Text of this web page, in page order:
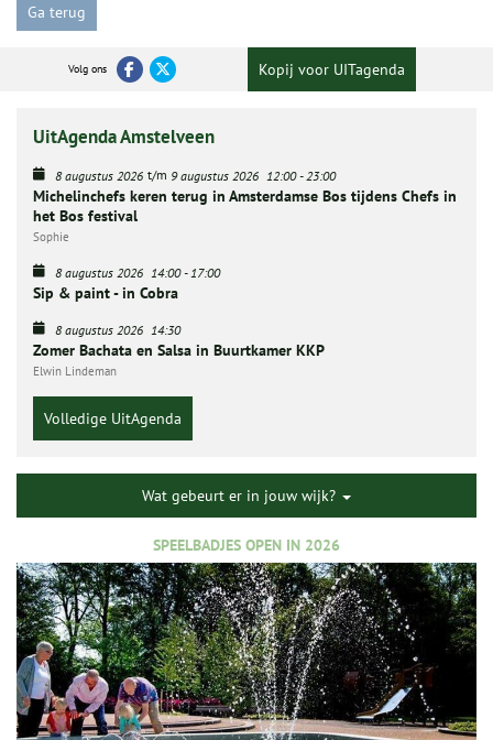
Ga terug
Volg ons Kopij voor UITagenda
UitAgenda Amstelveen
8 augustus 2026 t/m 9 augustus 2026 12:00-23:00
Michelinchefs keren terug in Amsterdamse Bos tijdens Chefs in
het Bos festival
Sophie
8 augustus 2026 14:00-17:00
Sip & paint - in Cobra
8 augustus 2026 14:30
Zomer Bachata en Salsa in Buurtkamer KKP
Elwin Lindeman
Volledige UitAgenda
Wat gebeurt er in jouw wijk?
SPEELBADJES OPEN IN 2026